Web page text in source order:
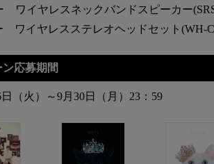
ワイヤレスネックバンドスピーカー
ワイヤレスステレオヘッドセット(WH-
応募期間
日（火）～9月30日（月）23：59